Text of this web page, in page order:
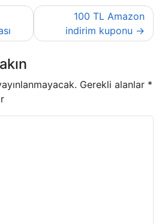
100 TL Amazon
indirim kuponu
Gerekli alanlar *